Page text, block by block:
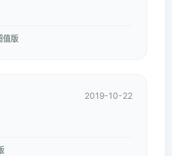
值版
2019-10-22